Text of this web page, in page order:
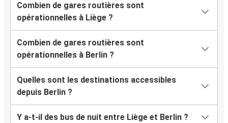
Combien de gares routières sont
opérationnelles à Liège ?
Combien de gares routières sont
opérationnelles à Berlin ?
Quelles sont les destinations accessibles
depuis Berlin ?
Y a-t-il des bus de nuit entre Liège et Berlin ?